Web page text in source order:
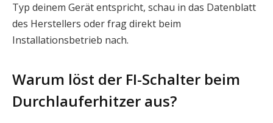
Typ deinem Gerät entspricht, schau in das Datenblatt
des Herstellers oder frag direkt beim
Installationsbetrieb nach.
Warum löst der FI-Schalter beim
Durchlauferhitzer aus?